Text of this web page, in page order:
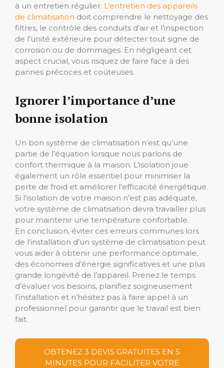
à un entretien régulier. L’entretien des appareils
de climatisation doit comprendre le nettoyage des
filtres, le contrôle des conduits d’air et l’inspection
de l’unité extérieure pour détecter tout signe de
corrosion ou de dommages. En négligeant cet
aspect crucial, vous risquez de faire face à des
pannes précoces et coûteuses.
Ignorer l’importance d’une
bonne isolation
Un bon système de climatisation n’est qu’une
partie de l’équation lorsque nous parlons de
confort thermique à la maison. L’isolation joue
également un rôle essentiel pour minimiser la
perte de froid et améliorer l’efficacité énergétique.
Si l’isolation de votre maison n’est pas adéquate,
votre système de climatisation devra travailler plus
pour maintenir une température confortable.
En conclusion, éviter ces erreurs communes lors
de l’installation d’un système de climatisation peut
vous aider à obtenir une performance optimale,
des économies d’énergie significatives et une plus
grande longévité de l’appareil. Prenez le temps
d’évaluer vos besoins, planifiez soigneusement
l’installation et n’hésitez pas à faire appel à un
professionnel pour garantir que le travail est bien
fait.
OBTENEZ 3 DEVIS GRATUITES EN 5
MINUTES POUR FACILITER VOTRE